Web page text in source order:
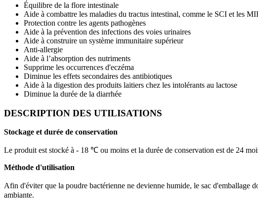
Équilibre de la flore intestinale
Aide à combattre les maladies du tractus intestinal, comme le SCI et les MII
Protection contre les agents pathogènes
Aide à la prévention des infections des voies urinaires
Aide à construire un système immunitaire supérieur
Anti-allergie
Aide à l’absorption des nutriments
Supprime les occurrences d'eczéma
Diminue les effets secondaires des antibiotiques
Aide à la digestion des produits laitiers chez les intolérants au lactose
Diminue la durée de la diarrhée
DESCRIPTION DES UTILISATIONS
Stockage et durée de conservation
Le produit est stocké à - 18 ℃ ou moins et la durée de conservation est de 24
Méthode d'utilisation
Afin d'éviter que la poudre bactérienne ne devienne humide, le sac d'emballage
ambiante.